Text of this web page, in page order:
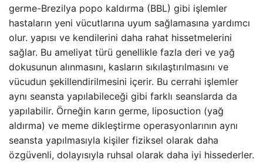
germe-Brezilya popo kaldırma (BBL) gibi işlemler
hastaların yeni vücutlarına uyum sağlamasına yardımcı
olur. yapısı ve kendilerini daha rahat hissetmelerini
sağlar. Bu ameliyat türü genellikle fazla deri ve yağ
dokusunun alınmasını, kasların sıkılaştırılmasını ve
vücudun şekillendirilmesini içerir. Bu cerrahi işlemler
aynı seansta yapılabileceği gibi farklı seanslarda da
yapılabilir. Örneğin karın germe, liposuction (yağ
aldırma) ve meme dikleştirme operasyonlarının aynı
seansta yapılmasıyla kişiler fiziksel olarak daha
özgüvenli, dolayısıyla ruhsal olarak daha iyi hissederler.